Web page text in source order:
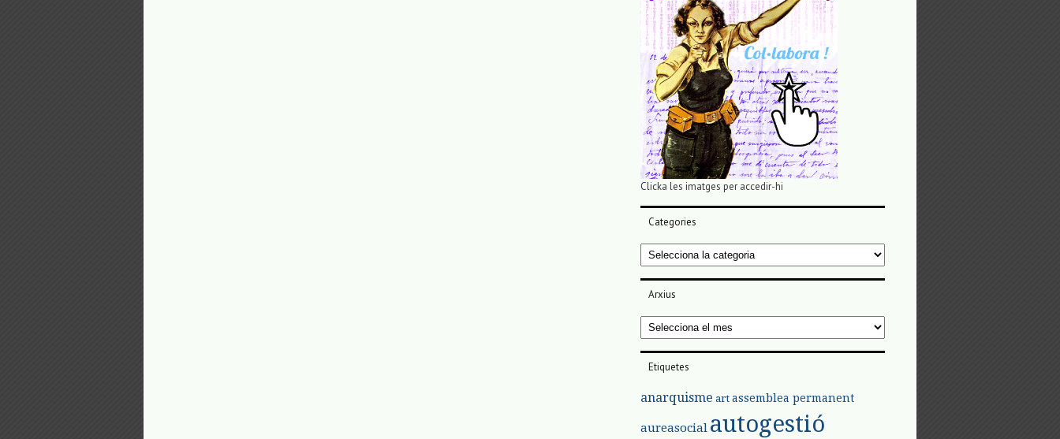
Clicka les imatges per accedir-hi
Categories
Categories
Arxius
Arxius
Etiquetes
anarquisme art assemblea permanent
aureasocial autogestió